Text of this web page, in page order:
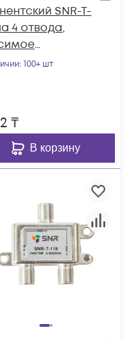
SNR-T-
4 отвода,
IN-TAP
: 100+ шт
₸
В корзину